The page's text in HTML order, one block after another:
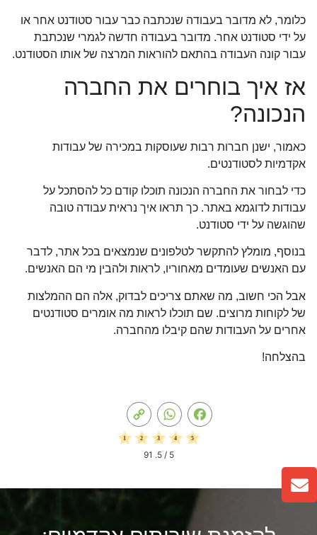
כלומר, לא מדובר בעבודה שנכתבה כבר עבור סטודנט אחר או
על ידי סטודנט אחר. מדובר בעבודה חדשה לגמרי שנכתבת
עבור קונה העבודה בהתאם להוראות המרצה של אותו הסטודנט.
אז איך בוחרים את החברה
הנכונה?
כאמור, ישנן חברות רבות שעוסקות במכירה של עבודות
אקדמיות לסטודנטים.
כדי לבחור את החברה הנכונה תוכלו קודם כל להסתכל על
עבודות לדוגמא באתר. כך תראו איך נראית עבודה טובה
שהוגשה על ידי סטודנט.
בנוסף, מומלץ להתקשר לטלפונים שנמצאים בכל אתר, לדבר
עם האנשים שעומדים מאחוריו, לראות ולהבין מי הם האנשים.
אבל הכי חשוב, מה שאתם צריכים לבדוק, אלה הם ההמלצות
של לקוחות מרוצים. שם תוכלו לראות מה אומרים סטודנטים
אחרים על העבודות שהם קיבלו מהחברה.
בהצלחה!
Facebook
WhatsApp
5
/ 5.
91